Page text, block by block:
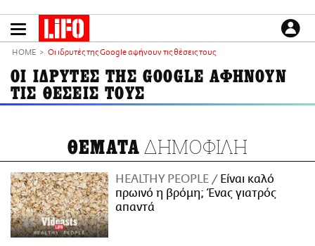
το
κυρίως
LIFO SHOP
NEWSLETTER
ΕΙΔΗΣΕΙΣ
CULTURE
ΑΠΟΨΕΙΣ
PODCASTS
Plus
HOME Οι ιδρυτές της Google αφήνουν τις θέσεις τους
ΟΙ ΙΔΡΥΤΕΣ ΤΗΣ GOOGLE ΑΦΗΝΟΥΝ
ΤΙΣ ΘΕΣΕΙΣ ΤΟΥΣ
ΘΕΜΑΤΑ ΔΗΜΟΦΙΛΗ
HEALTHY PEOPLE
Είναι καλό
πρωινό η βρόμη; Ένας γιατρός
απαντά